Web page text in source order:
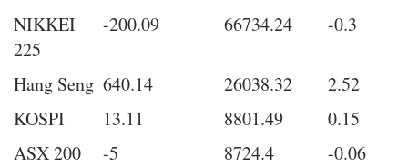
NIKKEI
225
-200.09 66734.24 -0.3
Hang Seng 640.14 26038.32
2.52
KOSPI
13.11 8801.49
0.15
ASX 200
-5 8724.4
-0.06